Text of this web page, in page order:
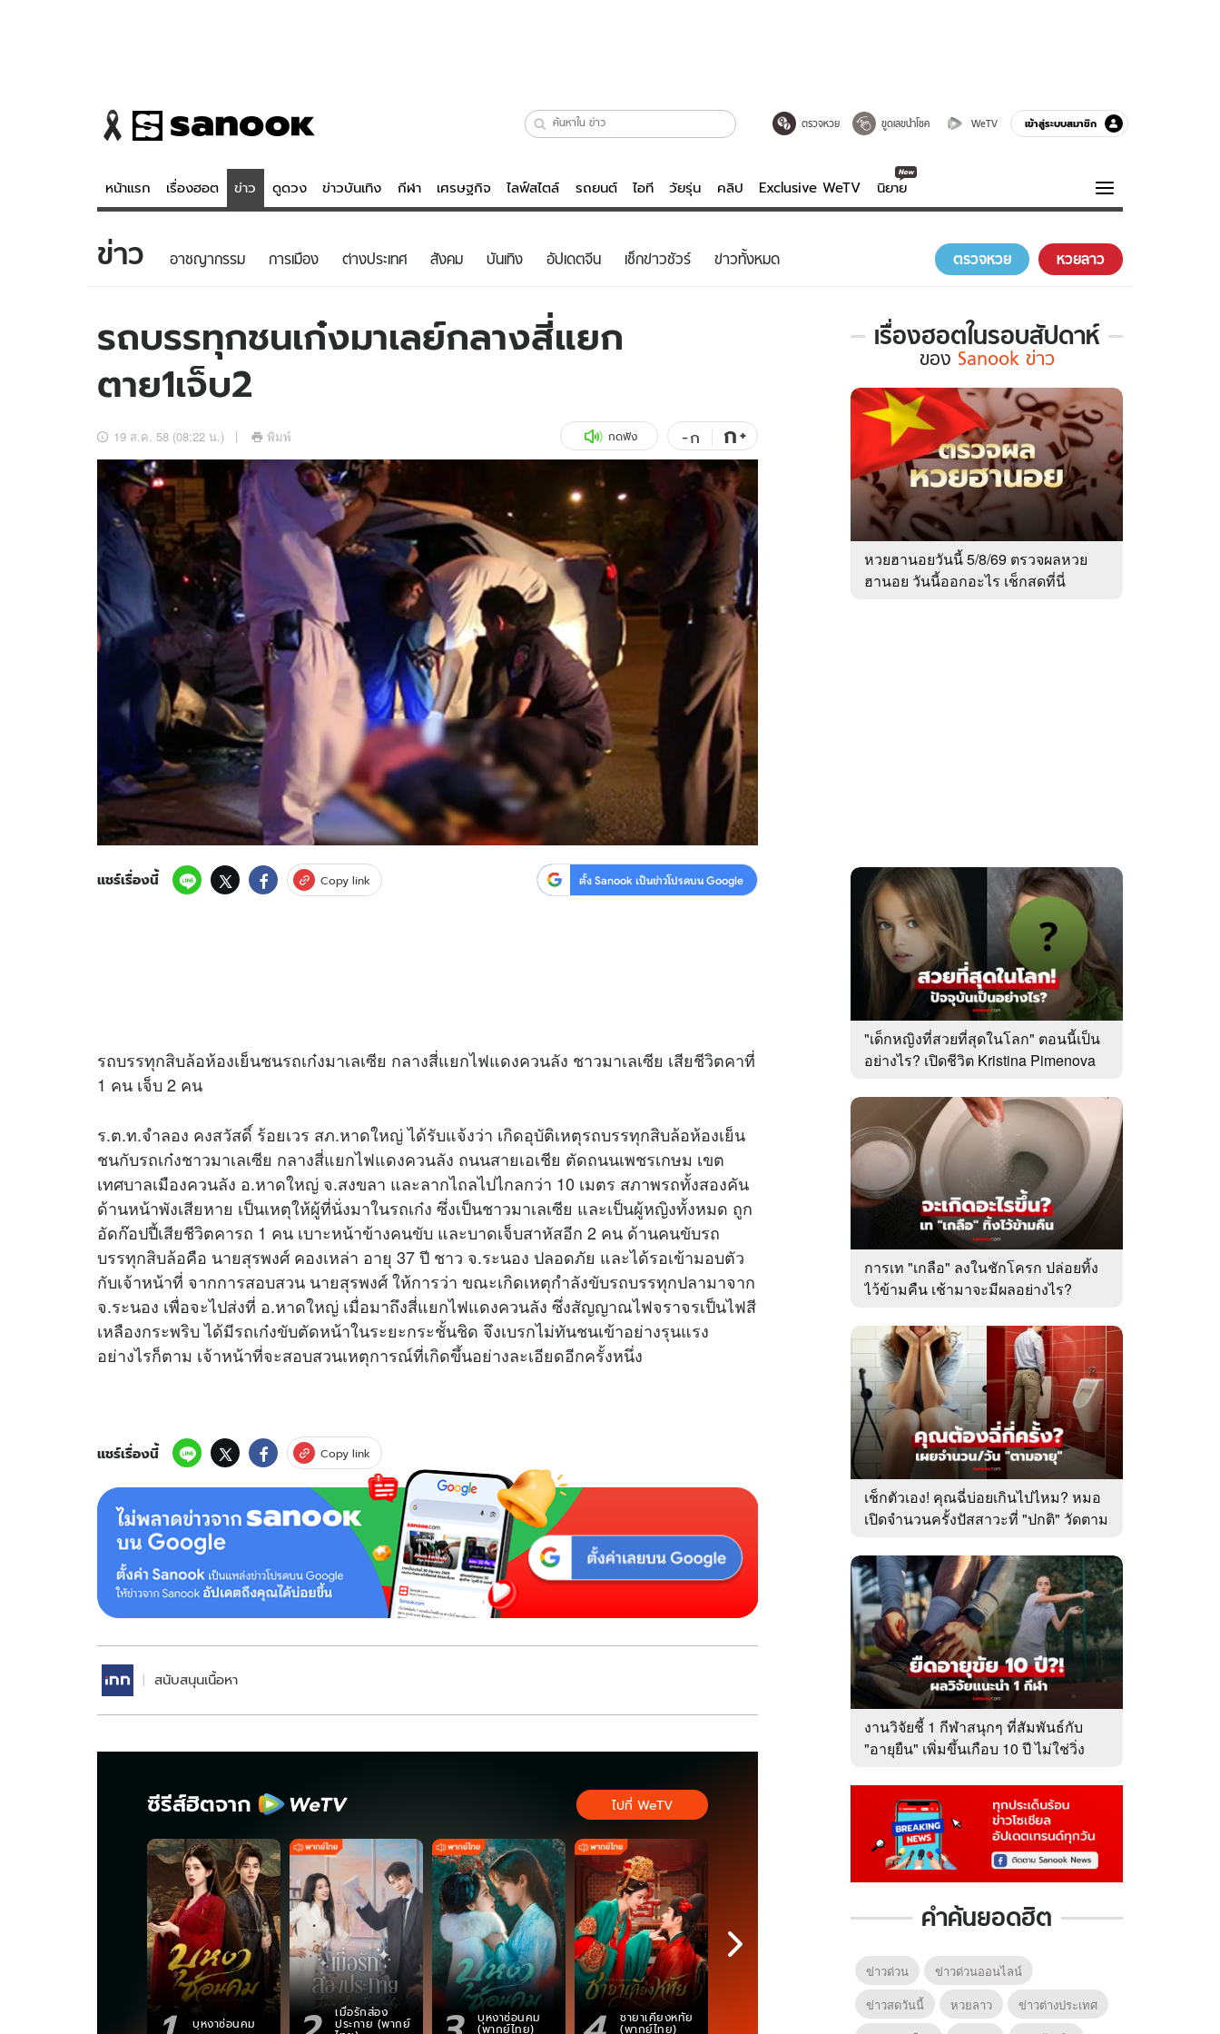
ตรวจหวย ขูดเลขนำโชค WeTV เข้าสู่ระบบสมาชิก
หน้าแรก เรื่องฮอต ข่าว ดูดวง ข่าวบันเทิง กีฬา เศรษฐกิจ ไลฟ์สไตล์ รถยนต์ ไอที วัยรุ่น คลิป Exclusive WeTV นิยาย
ข่าว
ข่าวบันเทิง
ข่าวกีฬา
ข่าวเศรษฐกิจ
อัปเดตจีน
เช็กข่าวชัวร์
ดูดวง - ตรวจหวย
สถิติหวยไทย
ไลฟ์สไตล์
ผู้ชาย
วัยรุ่น
สุขภาพ
เที่ยว-กิน
Tasteful Thailand
Sanook Choice
บันเทิงครบรส
ดูทีวี
WeTV
Exclusive WeTV
นิยาย
ความรู้รอบตัว
ฮาวทู
ดาวน์โหลดสนุกแอปฟรี ติดตามสนุกโซเชียลได้ที่
บริษัท อิมเมจ ฟิวเจอร์ (ประเทศไทย) จำกัด
ข่าว อาชญากรรม การเมือง ต่างประเทศ สังคม บันเทิง อัปเดตจีน เช็กข่าวชัวร์ ข่าวทั้งหมด ตรวจหวย หวยลาว
รถบรรทุกชนเก๋งมาเลย์กลางสี่แยก
ตาย1เจ็บ2
19 ส.ค. 58 (08:22 น.) พิมพ์ กดฟัง -ก ก+
แชร์เรื่องนี้ Copy link ตั้ง Sanook เป็นข่าวโปรดบน Google
รถบรรทุกสิบล้อห้องเย็นชนรถเก๋งมาเลเซีย กลางสี่แยกไฟแดงควนลัง ชาวมาเลเซีย เสียชีวิตคาที่
1 คน เจ็บ 2 คน
ร.ต.ท.จำลอง คงสวัสดิ์ ร้อยเวร สภ.หาดใหญ่ ได้รับแจ้งว่า เกิดอุบัติเหตุรถบรรทุกสิบล้อห้องเย็น
ชนกับรถเก๋งชาวมาเลเซีย กลางสี่แยกไฟแดงควนลัง ถนนสายเอเชีย ตัดถนนเพชรเกษม เขต
เทศบาลเมืองควนลัง อ.หาดใหญ่ จ.สงขลา และลากไถลไปไกลกว่า 10 เมตร สภาพรถทั้งสองคัน
ด้านหน้าพังเสียหาย เป็นเหตุให้ผู้ที่นั่งมาในรถเก๋ง ซึ่งเป็นชาวมาเลเซีย และเป็นผู้หญิงทั้งหมด ถูก
อัดก๊อปปี้เสียชีวิตคารถ 1 คน เบาะหน้าข้างคนขับ และบาดเจ็บสาหัสอีก 2 คน ด้านคนขับรถ
บรรทุกสิบล้อคือ นายสุรพงศ์ คองเหล่า อายุ 37 ปี ชาว จ.ระนอง ปลอดภัย และได้รอเข้ามอบตัว
กับเจ้าหน้าที่ จากการสอบสวน นายสุรพงศ์ ให้การว่า ขณะเกิดเหตุกำลังขับรถบรรทุกปลามาจาก
จ.ระนอง เพื่อจะไปส่งที่ อ.หาดใหญ่ เมื่อมาถึงสี่แยกไฟแดงควนลัง ซึ่งสัญญาณไฟจราจรเป็นไฟสี
เหลืองกระพริบ ได้มีรถเก๋งขับตัดหน้าในระยะกระชั้นชิด จึงเบรกไม่ทันชนเข้าอย่างรุนแรง
อย่างไรก็ตาม เจ้าหน้าที่จะสอบสวนเหตุการณ์ที่เกิดขึ้นอย่างละเอียดอีกครั้งหนึ่ง
แชร์เรื่องนี้ Copy link
สนับสนุนเนื้อหา
ซีรีส์ฮิตจาก
บุหงาซ่อนคม
เมื่อรักส่อง
ประกาย (พากย์ บุหงาซ่อนคม
(พากย์ไทย)
ชายาเคียงหทัย
(พากย์ไทย)
หากวินาทีนั้นไม่
พบเธอ (พากย์ หากวินาทีนั้นไม่
พบเธอ
ไปที่ WeTV
เรื่องฮอตในรอบสัปดาห์
เรื่อง
ใน
รอบ
สัปดาห์
Sanook
ข่าว
ของ Sanook ข่าว
หวยฮานอยวันนี้ 5/8/69 ตรวจผลหวย
ฮานอย วันนี้ออกอะไร เช็กสดที่นี่
"เด็กหญิงที่สวยที่สุดในโลก" ตอนนี้เป็น
อย่างไร? เปิดชีวิต Kristina Pimenova
การเท "เกลือ" ลงในชักโครก ปล่อยทิ้ง
ไว้ข้ามคืน เช้ามาจะมีผลอย่างไร?
เช็กตัวเอง! คุณฉี่บ่อยเกินไปไหม? หมอ
เปิดจำนวนครั้งปัสสาวะที่ "ปกติ" วัดตาม
งานวิจัยชี้ 1 กีฬาสนุกๆ ที่สัมพันธ์กับ
"อายุยืน" เพิ่มขึ้นเกือบ 10 ปี ไม่ใช่วิ่ง
คำค้นยอดฮิต
ข่าวด่วน
ข่าวด่วนออนไลน์
ข่าวสดวันนี้
หวยลาว
ข่าวต่างประเทศ